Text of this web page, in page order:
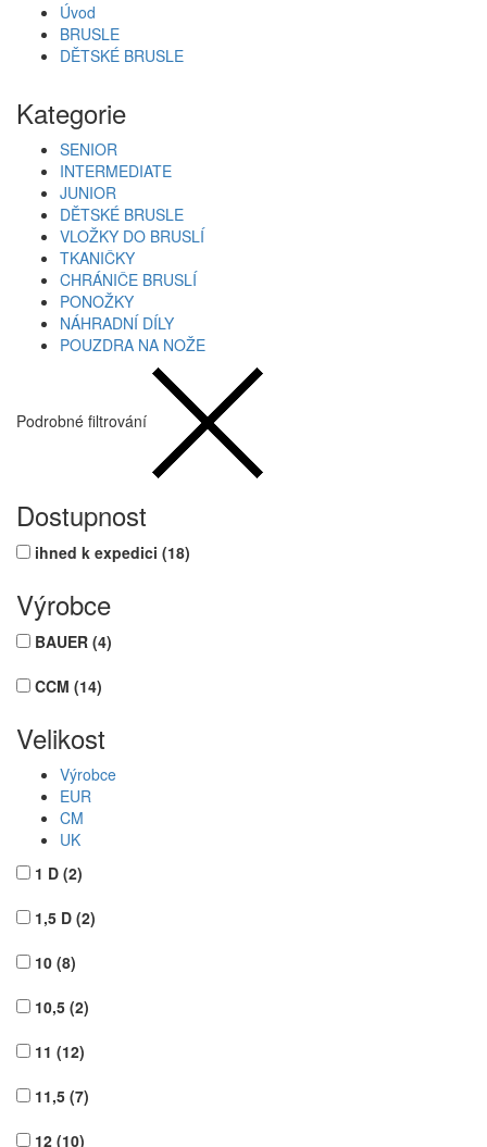
Úvod
BRUSLE
DĚTSKÉ BRUSLE
Kategorie
SENIOR
INTERMEDIATE
JUNIOR
DĚTSKÉ BRUSLE
VLOŽKY DO BRUSLÍ
TKANIČKY
CHRÁNIČE BRUSLÍ
PONOŽKY
NÁHRADNÍ DÍLY
POUZDRA NA NOŽE
Podrobné filtrování
Dostupnost
ihned k expedici (18)
Výrobce
BAUER (4)
CCM (14)
Velikost
Výrobce
EUR
CM
UK
1 D (2)
1,5 D (2)
10 (8)
10,5 (2)
11 (12)
11,5 (7)
12 (10)